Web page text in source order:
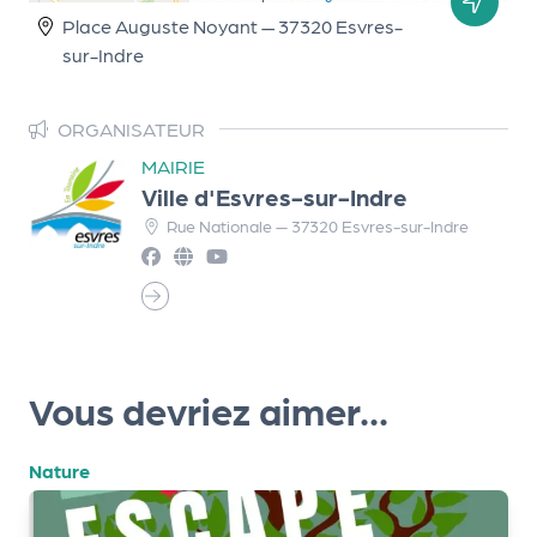
Place Auguste Noyant — 37320 Esvres-
sur-Indre
ORGANISATEUR
MAIRIE
Ville d'Esvres-sur-Indre
Rue Nationale — 37320 Esvres-sur-Indre
Vous devriez aimer...
Nature
r
P
r
o
p
o
é
n
e